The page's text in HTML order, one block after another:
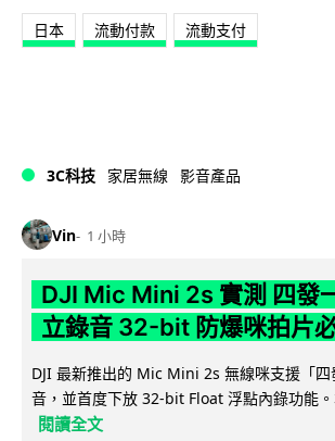
日本 流動付款 流動支付
3C科技 家居無線 影音產品
Vin 1 小時
DJI Mic Mini 2s 實測 四發
立錄音 32-bit 防爆咪拍片
DJI 最新推出的 Mic Mini 2s 無線咪支援「
音，並首度下放 32-bit Float 浮點內錄功能
閱讀全文